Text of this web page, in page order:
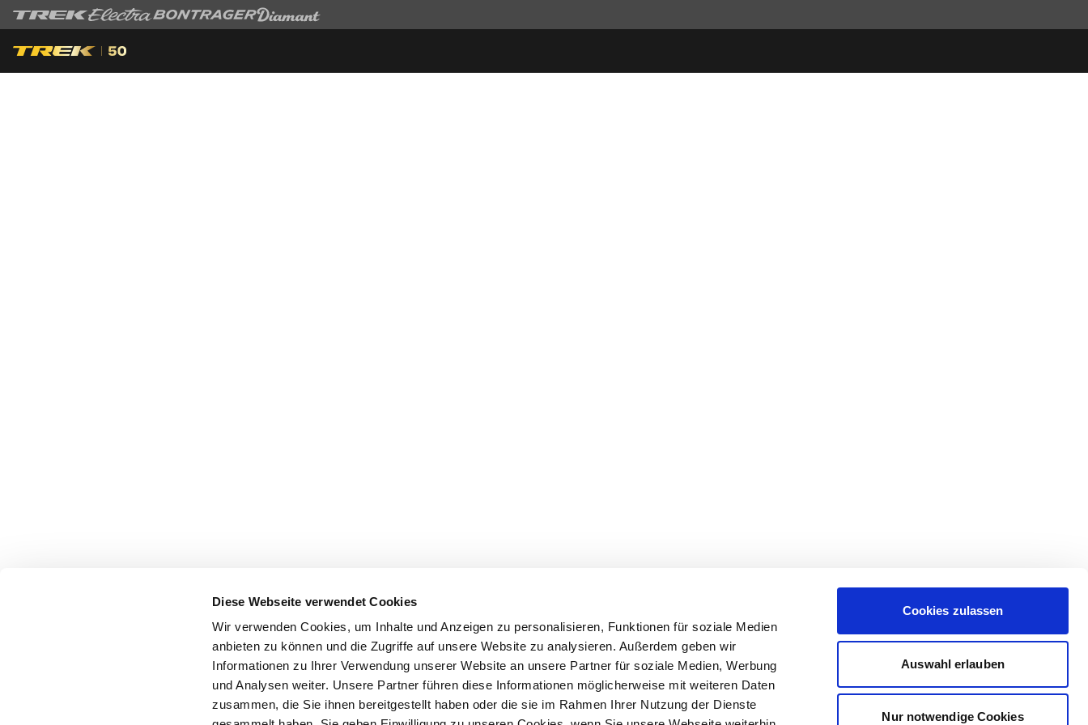
Diese Webseite verwendet Cookies
Wir verwenden Cookies, um Inhalte und Anzeigen zu personalisieren, Funktionen für soziale Medien
anbieten zu können und die Zugriffe auf unsere Website zu analysieren. Außerdem geben wir
Informationen zu Ihrer Verwendung unserer Website an unsere Partner für soziale Medien, Werbung
und Analysen weiter. Unsere Partner führen diese Informationen möglicherweise mit weiteren Daten
zusammen, die Sie ihnen bereitgestellt haben oder die sie im Rahmen Ihrer Nutzung der Dienste
Cookies zulassen
Auswahl erlauben
Nur notwendige Cookies